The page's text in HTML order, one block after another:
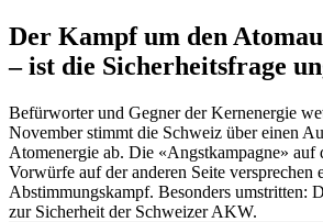
Der Kampf um den
– ist die Sicherheitsfrage
Befürworter und Gegner der Kernenergie
November stimmt die Schweiz über einen
Atomenergie ab. Die «Angstkampagne» auf
Vorwürfe auf der anderen Seite versprechen
Abstimmungskampf. Besonders umstritten:
zur Sicherheit der Schweizer AKW.